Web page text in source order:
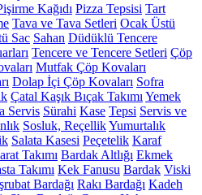
Kağıdı Pizza Tepsisi Tart
Tava ve Tava Setleri Ocak Üstü
Sac Sahan Düdüklü Tencere
Tencere ve Tencere Setleri Çöp
Mutfak Çöp Kovaları
Dolap İçi Çöp Kovaları Sofra
Çatal Kaşık Bıçak Takımı Yemek
Servis Sürahi Kase Tepsi Servis ve
Sosluk, ReçellikYumurtalık
Salata Kasesi Peçetelik Karaf
Takımı Bardak Altlığı Ekmek
Takımı Kek Fanusu Bardak Viski
Bardağı Rakı Bardağı Kadeh